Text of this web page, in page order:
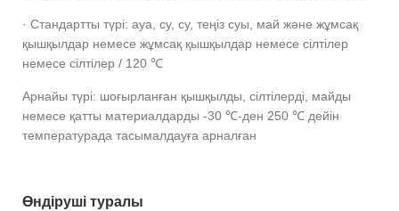
· Стандартты түрі: ауа, су, су, теңіз суы, май және жұмсақ
қышқылдар немесе жұмсақ қышқылдар немесе сілтілер
немесе сілтілер / 120 ℃
Арнайы түрі: шоғырланған қышқылды, сілтілерді, майды
немесе қатты материалдарды -30 ℃-ден 250 ℃ дейін
температурада тасымалдауға арналған
Өндіруші туралы